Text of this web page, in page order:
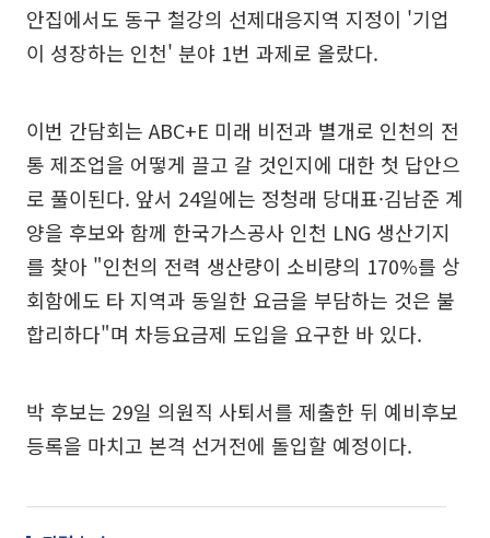
안집에서도 동구 철강의 선제대응지역 지정이 '기업
이 성장하는 인천' 분야 1번 과제로 올랐다.
이번 간담회는 ABC+E 미래 비전과 별개로 인천의 전
통 제조업을 어떻게 끌고 갈 것인지에 대한 첫 답안으
로 풀이된다. 앞서 24일에는 정청래 당대표·김남준 계
양을 후보와 함께 한국가스공사 인천 LNG 생산기지
를 찾아 "인천의 전력 생산량이 소비량의 170%를 상
회함에도 타 지역과 동일한 요금을 부담하는 것은 불
합리하다"며 차등요금제 도입을 요구한 바 있다.
박 후보는 29일 의원직 사퇴서를 제출한 뒤 예비후보
등록을 마치고 본격 선거전에 돌입할 예정이다.